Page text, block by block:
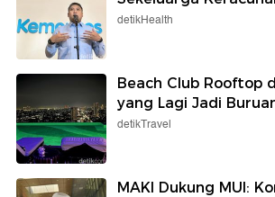
detikHealth
Beach Club Rooftop
yang Lagi Jadi
detikTravel
MAKI Dukung MUI: